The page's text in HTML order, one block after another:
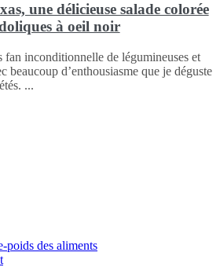
une délicieuse salade colorée
à oeil noir
fan inconditionnelle de légumineuses et
beaucoup d’enthousiasme que je déguste
poids des aliments